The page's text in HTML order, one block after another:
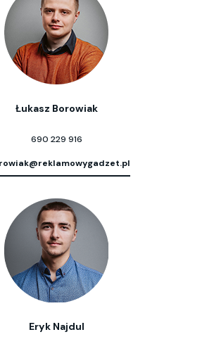
Łukasz Borowiak
690 229 916
Eryk Najdul